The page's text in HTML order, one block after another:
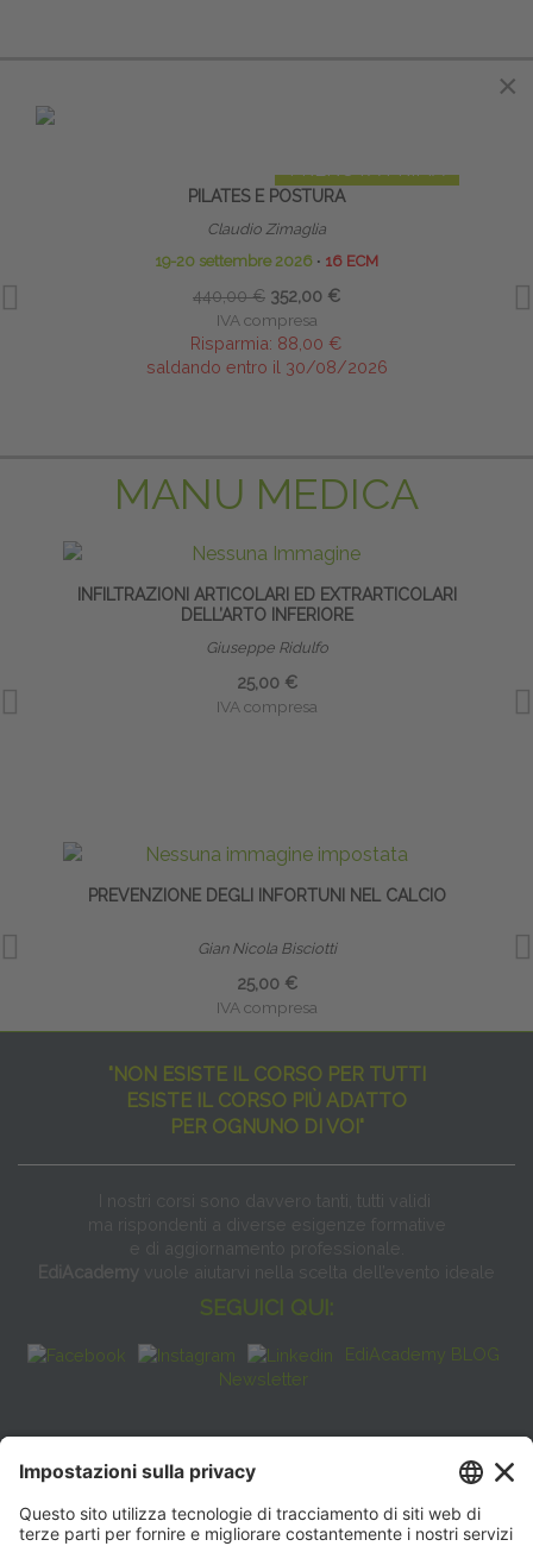
PRENOTA PRIMA
PILATES E POSTURA
Claudio Zimaglia
19-20 settembre 2026 ∙ 16 ECM
440,00 € 352,00 €
IVA compresa
Risparmia: 88,00 €
saldando entro il 30/08/2026
MANU MEDICA
INFILTRAZIONI ARTICOLARI ED EXTRARTICOLARI
DELL’ARTO INFERIORE
Giuseppe Ridulfo
25,00 €
IVA compresa
PREVENZIONE DEGLI INFORTUNI NEL CALCIO
Gian Nicola Bisciotti
25,00 €
IVA compresa
"NON ESISTE IL CORSO PER TUTTI
ESISTE IL CORSO PIÙ ADATTO
PER OGNUNO DI VOI"
I nostri corsi sono davvero tanti, tutti validi
ma rispondenti a diverse esigenze formative
e di aggiornamento professionale.
EdiAcademy vuole aiutarvi nella scelta dell’evento ideale
SEGUICI QUI:
EdiAcademy BLOG
Newsletter
FAQ
CONTATTI
×
×